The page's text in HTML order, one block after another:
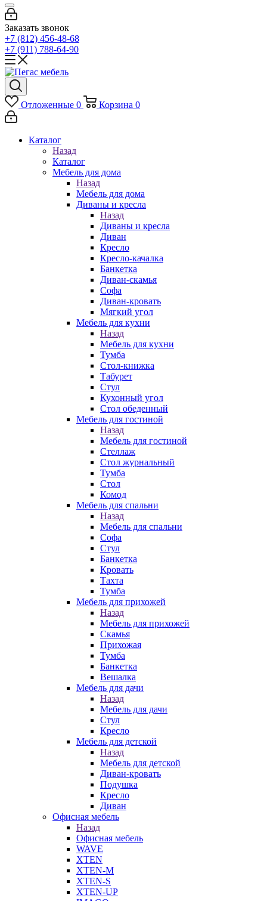
Заказать звонок
+7 (812) 456-48-68
+7 (911) 788-64-90
Отложенные 0 Корзина 0
Каталог
Назад
Каталог
Мебель для дома
Назад
Мебель для дома
Диваны и кресла
Назад
Диваны и кресла
Диван
Кресло
Кресло-качалка
Банкетка
Диван-скамья
Софа
Диван-кровать
Мягкий угол
Мебель для кухни
Назад
Мебель для кухни
Тумба
Стол-книжка
Табурет
Стул
Кухонный угол
Стол обеденный
Мебель для гостиной
Назад
Мебель для гостиной
Стеллаж
Стол журнальный
Тумба
Стол
Комод
Мебель для спальни
Назад
Мебель для спальни
Софа
Стул
Банкетка
Кровать
Тахта
Тумба
Мебель для прихожей
Назад
Мебель для прихожей
Скамья
Прихожая
Тумба
Банкетка
Вешалка
Мебель для дачи
Назад
Мебель для дачи
Стул
Кресло
Мебель для детской
Назад
Мебель для детской
Диван-кровать
Подушка
Кресло
Диван
Офисная мебель
Назад
Офисная мебель
WAVE
XTEN
XTEN-M
XTEN-S
XTEN-UP